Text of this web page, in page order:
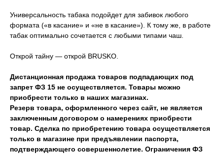
Универсальность табака подойдет для забивок любого
формата («в касание» и «не в касание»). К тому же, в работе
табак оптимально сочетается с любыми типами чаш.
Открой тайну — открой BRUSKO.
Дистанционная продажа товаров подпадающих под
запрет ФЗ 15 не осуществляется. Товары можно
приобрести только в наших магазинах.
Резерв товара, оформленного через сайт, не является
заключенным договором о намерениях приобрести
товар. Сделка по приобретению товара осуществляется
только в магазине при предъявлении паспорта,
подтверждающего совершеннолетие. Ограничения ФЗ